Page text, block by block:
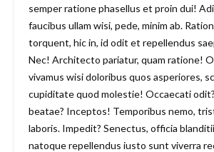
semper ratione phasellus et proin dui!
faucibus ullam wisi, pede, minim ab.
torquent, hic in, id odit et repellendus
Nec! Architecto pariatur, quam ratione!
vivamus wisi doloribus quos asperiores,
cupiditate quod molestie! Occaecati
beatae? Inceptos! Temporibus nemo,
laboris. Impedit? Senectus, officia
natoque repellendus iusto sunt viverra